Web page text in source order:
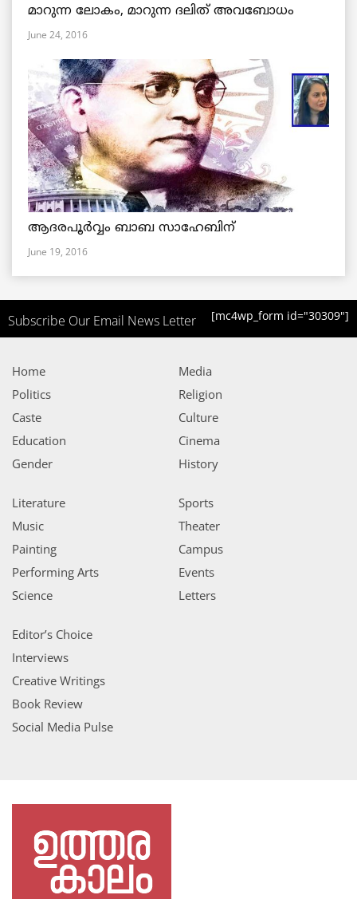
മാറുന്ന ലോകം, മാറുന്ന ദലിത് അവബോധം
June 24, 2016
ആദരപൂര്‍വ്വം ബാബ സാഹേബിന്
June 19, 2016
Subscribe Our Email News Letter [mc4wp_form id="30309"]
Home
Politics
Caste
Education
Gender
Media
Religion
Culture
Cinema
History
Literature
Music
Painting
Performing Arts
Science
Sports
Theater
Campus
Events
Letters
Editor’s Choice
Interviews
Creative Writings
Book Review
Social Media Pulse